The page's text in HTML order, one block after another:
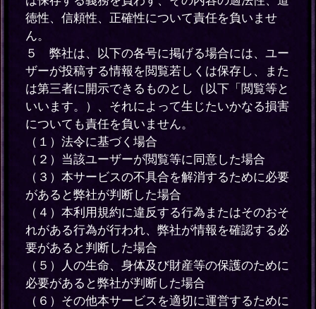
徳性、信頼性、正確性について責任を負いませ
ん。
５ 弊社は、以下の各号に掲げる場合には、ユー
ザーが投稿する情報を閲覧若しくは保存し、また
は第三者に開示できるものとし（以下「閲覧等と
いいます。）、それによって生じたいかなる損害
についても責任を負いません。
（１）法令に基づく場合
（２）当該ユーザーが閲覧等に同意した場合
（３）本サービスの不具合を解消するために必要
があると弊社が判断した場合
（４）本利用規約に違反する行為またはそのおそ
れがある行為が行われ、弊社が情報を確認する必
要があると判断した場合
（５）人の生命、身体及び財産等の保護のために
必要があると弊社が判断した場合
（６）その他本サービスを適切に運営するために